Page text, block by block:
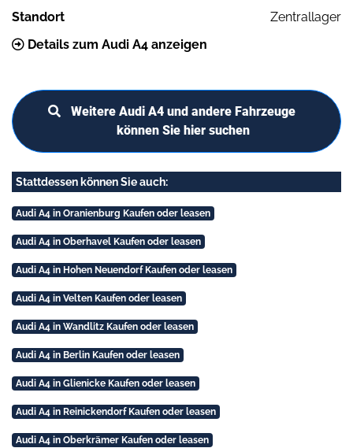
Standort
Zentrallager
Details zum Audi A4 anzeigen
Weitere Audi A4 und andere Fahrzeuge
können Sie hier suchen
Stattdessen können Sie auch:
Audi A4 in Oranienburg Kaufen oder leasen
Audi A4 in Oberhavel Kaufen oder leasen
Audi A4 in Hohen Neuendorf Kaufen oder leasen
Audi A4 in Velten Kaufen oder leasen
Audi A4 in Wandlitz Kaufen oder leasen
Audi A4 in Berlin Kaufen oder leasen
Audi A4 in Glienicke Kaufen oder leasen
Audi A4 in Reinickendorf Kaufen oder leasen
Audi A4 in Oberkrämer Kaufen oder leasen